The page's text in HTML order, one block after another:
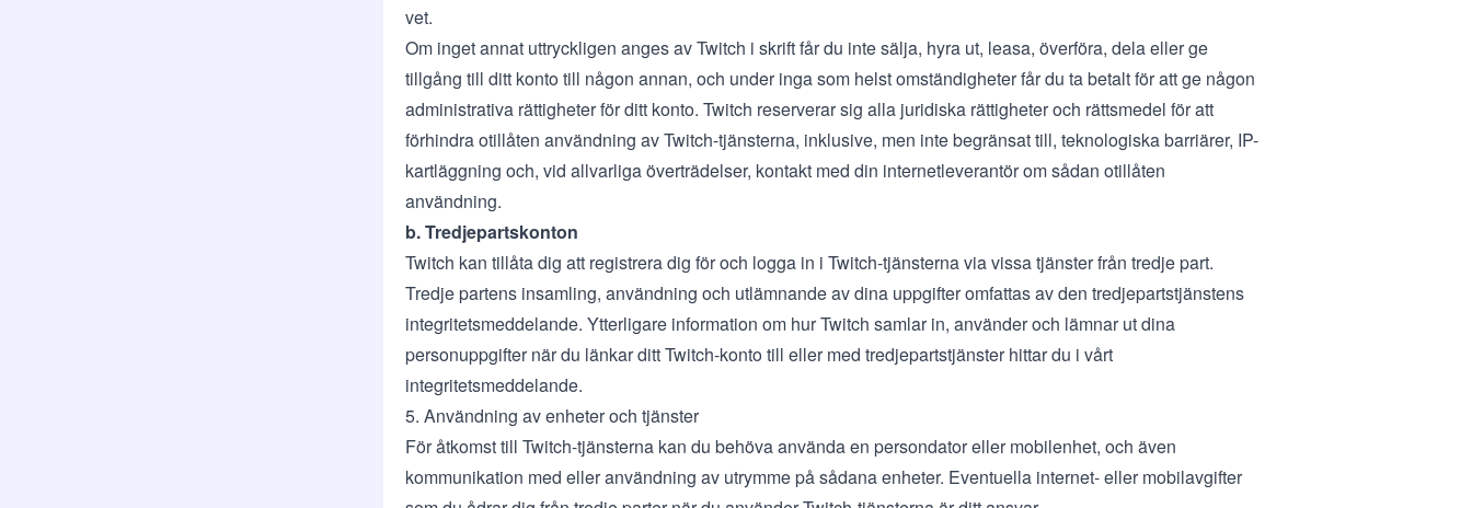
vet.
Om inget annat uttryckligen anges av Twitch i skrift får du inte sälja, hyra ut, leasa, överföra, dela eller ge
tillgång till ditt konto till någon annan, och under inga som helst omständigheter får du ta betalt för att ge någon
administrativa rättigheter för ditt konto. Twitch reserverar sig alla juridiska rättigheter och rättsmedel för att
förhindra otillåten användning av Twitch-tjänsterna, inklusive, men inte begränsat till, teknologiska barriärer, IP-
kartläggning och, vid allvarliga överträdelser, kontakt med din internetleverantör om sådan otillåten
användning.
b. Tredjepartskonton
Twitch kan tillåta dig att registrera dig för och logga in i Twitch-tjänsterna via vissa tjänster från tredje part.
Tredje partens insamling, användning och utlämnande av dina uppgifter omfattas av den tredjepartstjänstens
integritetsmeddelande. Ytterligare information om hur Twitch samlar in, använder och lämnar ut dina
personuppgifter när du länkar ditt Twitch-konto till eller med tredjepartstjänster hittar du i vårt
integritetsmeddelande.
5. Användning av enheter och tjänster
För åtkomst till Twitch-tjänsterna kan du behöva använda en persondator eller mobilenhet, och även
kommunikation med eller användning av utrymme på sådana enheter. Eventuella internet- eller mobilavgifter